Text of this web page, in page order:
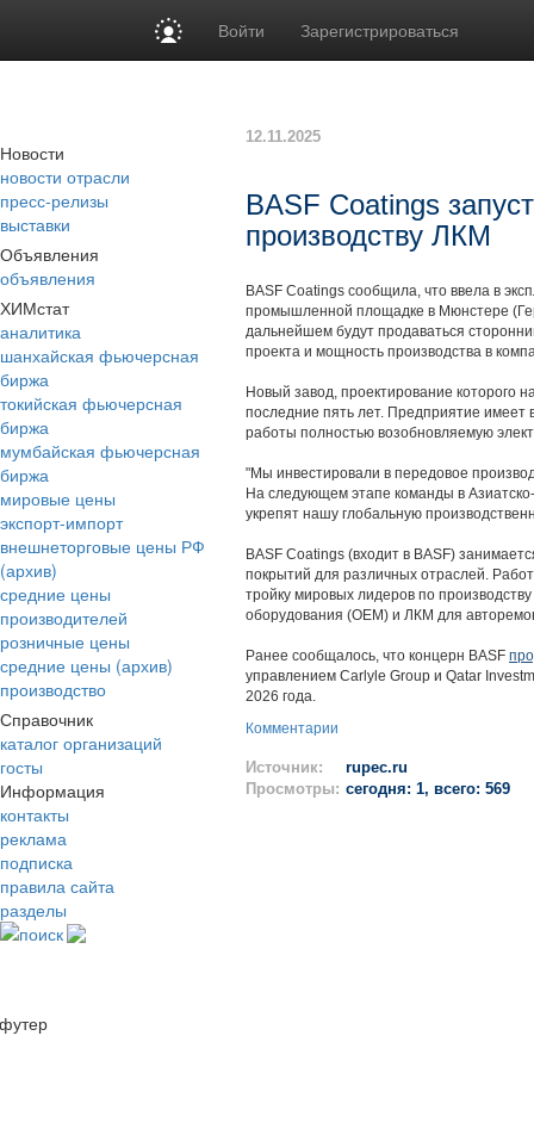
Войти Зарегистрироваться
Новости
новости отрасли
пресс-релизы
выставки
Объявления
объявления
ХИМстат
аналитика
шанхайская фьючерсная
биржа
токийская фьючерсная
биржа
мумбайская фьючерсная
биржа
мировые цены
экспорт-импорт
внешнеторговые цены РФ
(архив)
средние цены
производителей
розничные цены
средние цены (архив)
производство
Справочник
каталог организаций
госты
Информация
контакты
реклама
подписка
правила сайта
разделы
поиск
12.11.2025
BASF Coatings
производству ЛКМ
BASF Coatings сообщила, что ввела в
промышленной площадке в Мюнстере
дальнейшем будут продаваться
проекта и мощность производства в
Новый завод, проектирование которого
последние пять лет. Предприятие имеет
работы полностью возобновляемую
"Мы инвестировали в передовое
На следующем этапе команды в
укрепят нашу глобальную
BASF Coatings (входит в BASF)
покрытий для различных отраслей.
тройку мировых лидеров по
оборудования (OEM) и ЛКМ для
Ранее сообщалось, что концерн BASF
управлением Carlyle Group и Qatar
2026 года.
Комментарии
Источник:
rupec.ru
Просмотры: сегодня: 1, всего: 569
футер